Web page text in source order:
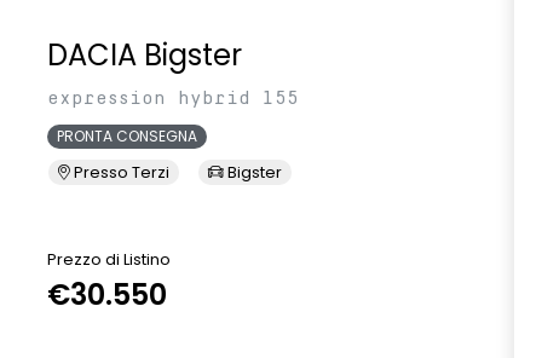
DACIA Bigster
expression hybrid 155
PRONTA CONSEGNA
Presso Terzi Bigster
Prezzo di Listino
€30.550